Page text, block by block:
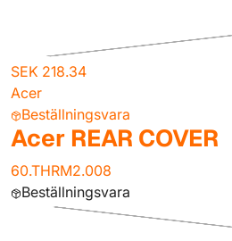
SEK 218.34
Acer
Beställningsvara
Acer REAR COVER
60.THRM2.008
Beställningsvara